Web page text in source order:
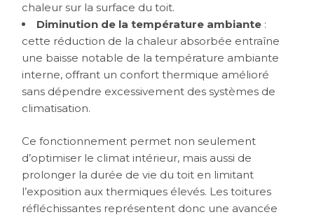
chaleur sur la surface du toit.
Diminution de la température ambiante :
cette réduction de la chaleur absorbée entraîne
une baisse notable de la température ambiante
interne, offrant un confort thermique amélioré
sans dépendre excessivement des systèmes de
climatisation.
Ce fonctionnement permet non seulement
d’optimiser le climat intérieur, mais aussi de
prolonger la durée de vie du toit en limitant
l’exposition aux thermiques élevés. Les toitures
réfléchissantes représentent donc une avancée